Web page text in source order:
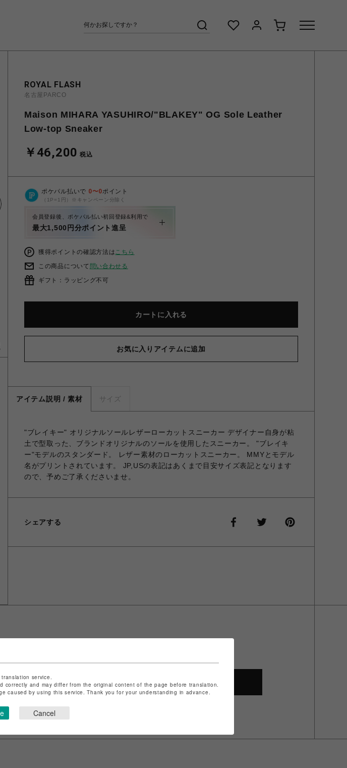
ROYAL FLASH
名古屋PARCO
Maison MIHARA YASUHIRO/"BLAKEY" OG Sole Leather
Low-top Sneaker
￥46,200 税込
ポケパル払いで 0〜0ポイント
（1P=1円）※キャンペーン分除く
会員登録後、ポケパル払い初回登録&利用で
最大1,500円分ポイント進呈
獲得ポイントの確認方法はこちら
この商品について 問い合わせる
ギフト：ラッピング不可
カートに入れる
お気に入りアイテムに追加
アイテム説明 / 素材 サイズ
"ブレイキー" オリジナルソールレザーローカットスニーカー デザイナー自身が粘
土で型取った、ブランドオリジナルのソールを使用したスニーカー。 "ブレイキ
ー"モデルのスタンダード。 レザー素材のローカットスニーカー。 MMYとモデル
名がプリントされています。 JP,USの表記はあくまで目安サイズ表記となります
ので、予めご了承くださいませ。
シェアする
記はこちら
SHOP TOP
service.
and may differ from the original content of the page before translation.
caused by using this service. Thank you for your understanding in advance.
Cancel